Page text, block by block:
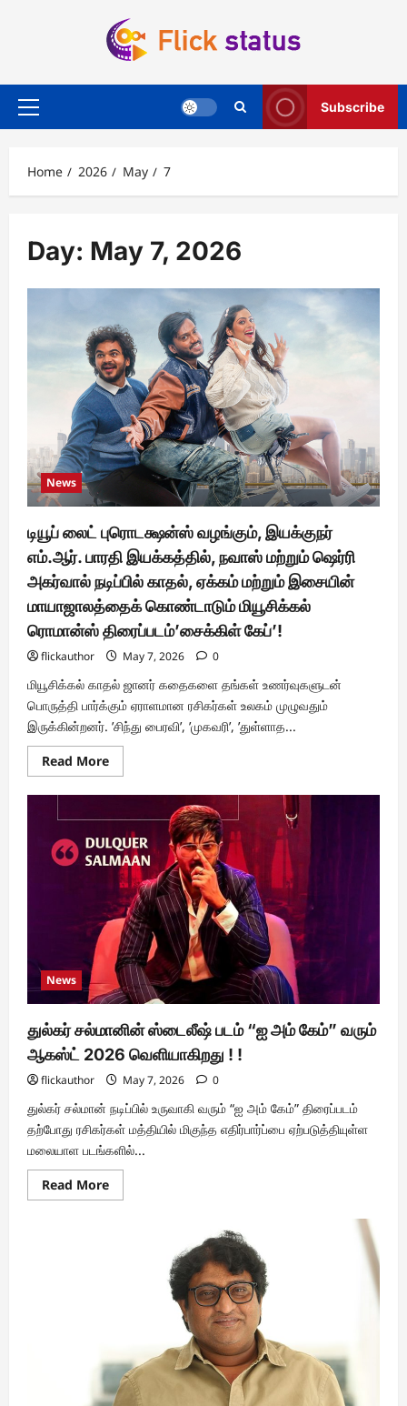
Primary
Subscribe
Home 2026 May 7
Day: May 7, 2026
News
டியூப் லைட் புரொடக்ஷன்ஸ் வழங்கும், இயக்குநர்
எம்.ஆர். பாரதி இயக்கத்தில், நவாஸ் மற்றும் ஷெர்ரி
அகர்வால் நடிப்பில் காதல், ஏக்கம் மற்றும் இசையின்
மாயாஜாலத்தைக் கொண்டாடும் மியூசிக்கல்
ரொமான்ஸ் திரைப்படம்’சைக்கிள் கேப்’!
flickauthor May 7, 2026 0
மியூசிக்கல் காதல் ஜானர் கதைகளை தங்கள் உணர்வுகளுடன்
பொருத்தி பார்க்கும் ஏராளமான ரசிகர்கள் உலகம் முழுவதும்
இருக்கின்றனர். ’சிந்து பைரவி’, ’முகவரி’, ’துள்ளாத...
Read MoreRead
more
டியூப்
புரொடக்ஷன்ஸ்
வழங்கும்,
இயக்குநர்
எம்.ஆர்.
பாரதி
இயக்கத்தில்,
நவாஸ்
மற்றும்
ஷெர்ரி
அகர்வால்
நடிப்பில்
காதல்,
ஏக்கம்
மற்றும்
இசையின்
கொண்டாடும்
மியூசிக்கல்
ரொமான்ஸ்
திரைப்படம்’சைக்கிள்
கேப்’!
News
துல்கர் சல்மானின் ஸ்டைலீஷ் படம் “ஐ அம் கேம்” வரும்
ஆகஸ்ட் 2026 வெளியாகிறது ! !
flickauthor May 7, 2026 0
துல்கர் சல்மான் நடிப்பில் உருவாகி வரும் “ஐ அம் கேம்” திரைப்படம்
தற்போது ரசிகர்கள் மத்தியில் மிகுந்த எதிர்பார்ப்பை ஏற்படுத்தியுள்ள
மலையாள படங்களில்...
Read MoreRead
more
வெளியாகிறது
!